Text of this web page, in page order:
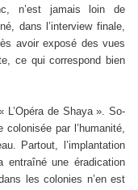
n’est jamais loin de
dans l’interview finale,
avoir exposé des vues
ce qui correspond bien
de Shaya ». So-
par l’humanité,
Partout, l’implantation
entraîné une éradication
les colonies n’en est